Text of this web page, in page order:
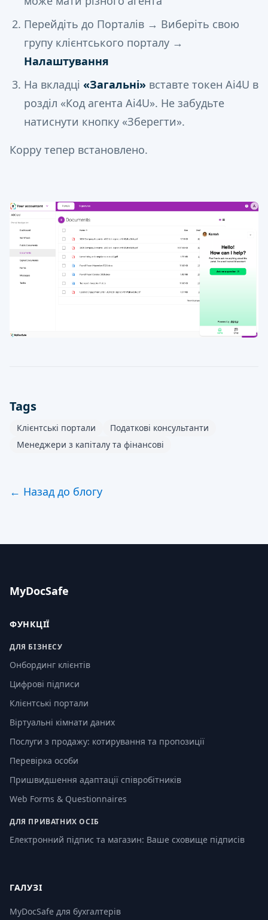
Перейдіть до Порталів → Виберіть свою
групу клієнтського порталу →
Налаштування
На вкладці «Загальні» вставте токен Ai4U в
розділ «Код агента Ai4U». Не забудьте
натиснути кнопку «Зберегти».
Корру тепер встановлено.
Tags
Клієнтські портали
Податкові консультанти
Менеджери з капіталу та фінансові
← Назад до блогу
MyDocSafe
ФУНКЦІЇ
ДЛЯ БІЗНЕСУ
Онбординг клієнтів
Цифрові підписи
Клієнтські портали
Віртуальні кімнати даних
Послуги з продажу: котирування та пропозиції
Перевірка особи
Пришвидшення адаптації співробітників
Web Forms & Questionnaires
ДЛЯ ПРИВАТНИХ ОСІБ
Електронний підпис та магазин: Ваше сховище підписів
ГАЛУЗІ
MyDocSafe для бухгалтерів